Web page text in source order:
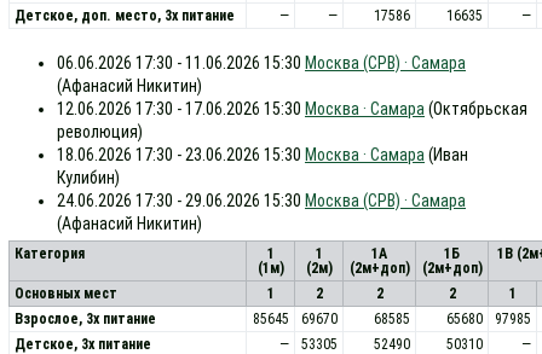
Детское, доп. место, 3x питание
— — 17586 16635 —
06.06.2026 17:30 - 11.06.2026 15:30 Москва (СРВ) · Самара
(Афанасий Никитин)
12.06.2026 17:30 - 17.06.2026 15:30 Москва · Самара (Октябрьская
революция)
18.06.2026 17:30 - 23.06.2026 15:30 Москва · Самара (Иван
Кулибин)
24.06.2026 17:30 - 29.06.2026 15:30 Москва (СРВ) · Самара
(Афанасий Никитин)
Категория
1
(1м)
1
(2м)
1А
(2м+доп)
1Б
(2м+доп)
1В
Основных мест 1 2 2 2
1
Взрослое, 3х питание
85645 69670 68585 65680
97985
Детское, 3х питание
— 53305 52490 50310
—